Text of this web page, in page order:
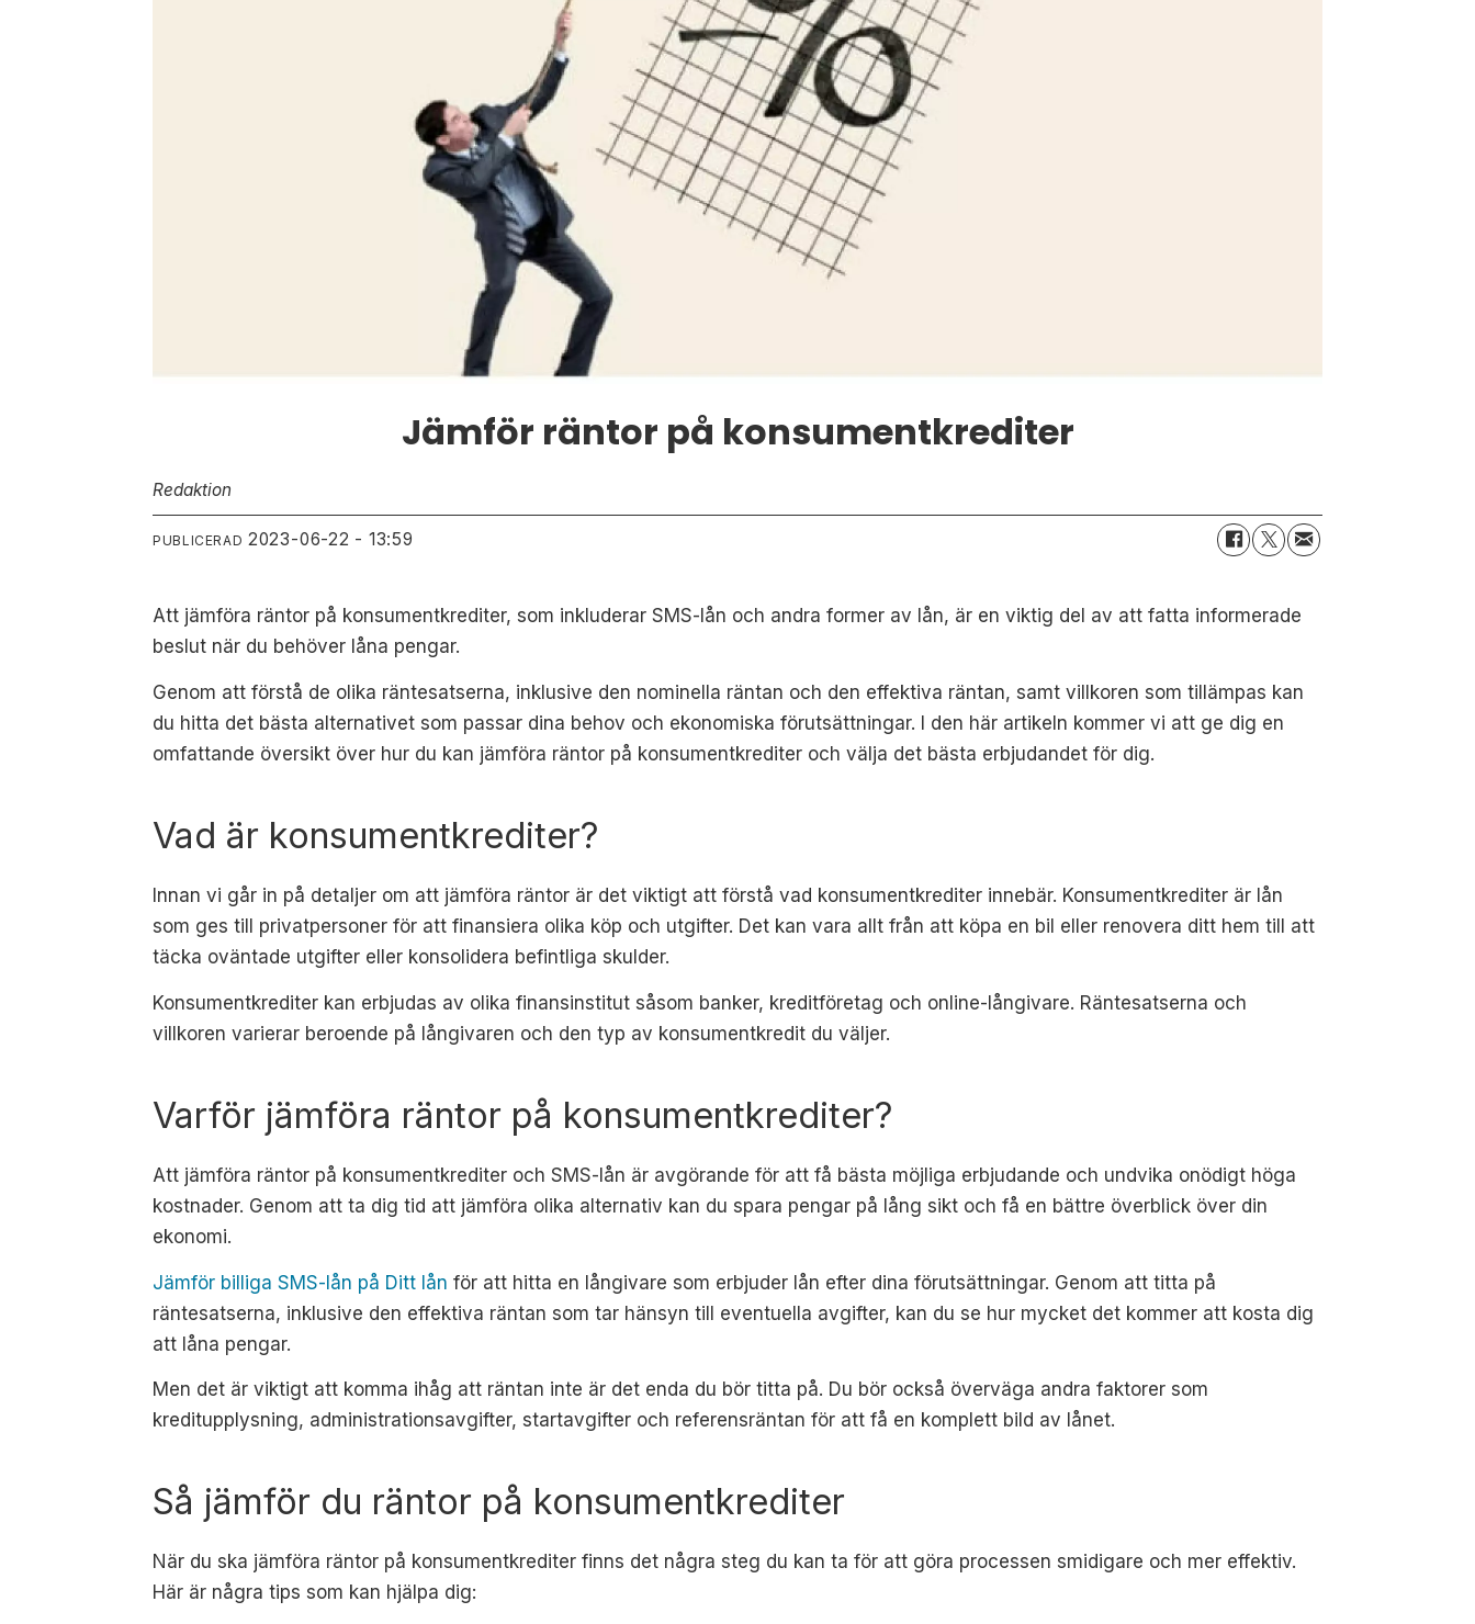
Jämför räntor på konsumentkrediter
Redaktion
PUBLICERAD 2023-06-22 - 13:59
Att jämföra räntor på konsumentkrediter, som inkluderar SMS-lån och andra former av lån, är en viktig del av att fatta informerade
beslut när du behöver låna pengar.
Genom att förstå de olika räntesatserna, inklusive den nominella räntan och den effektiva räntan, samt villkoren som tillämpas kan
du hitta det bästa alternativet som passar dina behov och ekonomiska förutsättningar. I den här artikeln kommer vi att ge dig en
omfattande översikt över hur du kan jämföra räntor på konsumentkrediter och välja det bästa erbjudandet för dig.
Vad är konsumentkrediter?
Innan vi går in på detaljer om att jämföra räntor är det viktigt att förstå vad konsumentkrediter innebär. Konsumentkrediter är lån
som ges till privatpersoner för att finansiera olika köp och utgifter. Det kan vara allt från att köpa en bil eller renovera ditt hem till att
täcka oväntade utgifter eller konsolidera befintliga skulder.
Konsumentkrediter kan erbjudas av olika finansinstitut såsom banker, kreditföretag och online-långivare. Räntesatserna och
villkoren varierar beroende på långivaren och den typ av konsumentkredit du väljer.
Varför jämföra räntor på konsumentkrediter?
Att jämföra räntor på konsumentkrediter och SMS-lån är avgörande för att få bästa möjliga erbjudande och undvika onödigt höga
kostnader. Genom att ta dig tid att jämföra olika alternativ kan du spara pengar på lång sikt och få en bättre överblick över din
ekonomi.
Jämför billiga SMS-lån på Ditt lån för att hitta en långivare som erbjuder lån efter dina förutsättningar. Genom att titta på
räntesatserna, inklusive den effektiva räntan som tar hänsyn till eventuella avgifter, kan du se hur mycket det kommer att kosta dig
att låna pengar.
Men det är viktigt att komma ihåg att räntan inte är det enda du bör titta på. Du bör också överväga andra faktorer som
kreditupplysning, administrationsavgifter, startavgifter och referensräntan för att få en komplett bild av lånet.
Så jämför du räntor på konsumentkrediter
När du ska jämföra räntor på konsumentkrediter finns det några steg du kan ta för att göra processen smidigare och mer effektiv.
Här är några tips som kan hjälpa dig: